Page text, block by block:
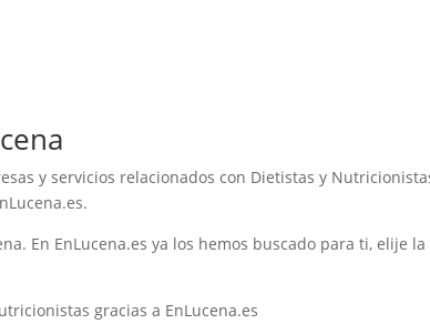
y servicios relacionados con Dietistas y
En EnLucena.es ya los hemos buscado para ti, elije la
gracias a EnLucena.es